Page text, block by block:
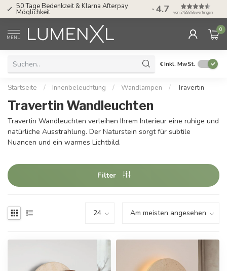
Service: Mo bis Fr von 08.30 bis 17.00 Uhr 4.7 von 24393 Bewertungen
MENU
0
€Inkl. MwSt.
Startseite / Innenbeleuchtung / Wandlampen / Travertin
Travertin Wandleuchten
Travertin Wandleuchten verleihen Ihrem Interieur eine ruhige und
natürliche Ausstrahlung. Der Naturstein sorgt für subtile
Nuancen und ein warmes Lichtbild.
Filter